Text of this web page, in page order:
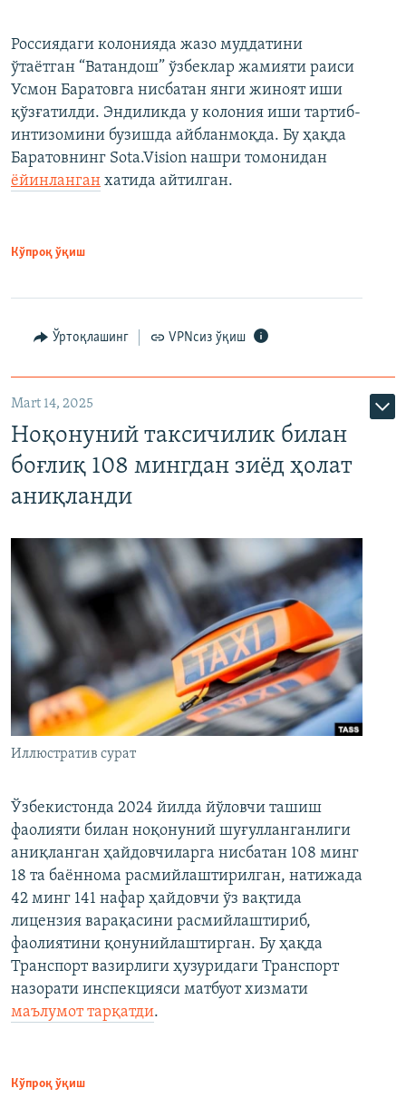
Россиядаги колонияда жазо муддатини
ўтаётган “Ватандош” ўзбеклар жамияти раиси
Усмон Баратовга нисбатан янги жиноят иши
қўзғатилди. Эндиликда у колония иши тартиб-
интизомини бузишда айбланмоқда. Бу ҳақда
Баратовнинг Sota.Vision нашри томонидан
ёйинланган хатида айтилган.
Кўпроқ ўқиш
Ўртоқлашинг VPNсиз ўқиш
Mart 14, 2025
Ноқонуний таксичилик билан
боғлиқ 108 мингдан зиёд ҳолат
аниқланди
Иллюстратив сурат
Ўзбекистонда 2024 йилда йўловчи ташиш
фаолияти билан ноқонуний шуғулланганлиги
аниқланган ҳайдовчиларга нисбатан 108 минг
18 та баённома расмийлаштирилган, натижада
42 минг 141 нафар ҳайдовчи ўз вақтида
лицензия варақасини расмийлаштириб,
фаолиятини қонунийлаштирган. Бу ҳақда
Транспорт вазирлиги ҳузуридаги Транспорт
назорати инспекцияси матбуот хизмати
маълумот тарқатди.
Кўпроқ ўқиш